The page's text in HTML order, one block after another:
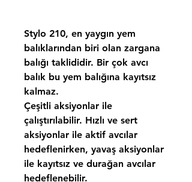
Stylo 210, en yaygın yem
balıklarından biri olan zargana
balığı taklididir. Bir çok avcı
balık bu yem balığına kayıtsız
kalmaz.
Çeşitli aksiyonlar ile
çalıştırılabilir. Hızlı ve sert
aksiyonlar ile aktif avcılar
hedeflenirken, yavaş aksiyonlar
ile kayıtsız ve durağan avcılar
hedeflenebilir.